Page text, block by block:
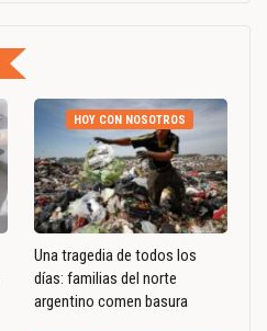
HOY CON NOSOTROS
Una tragedia de todos los
días: familias del norte
argentino comen basura